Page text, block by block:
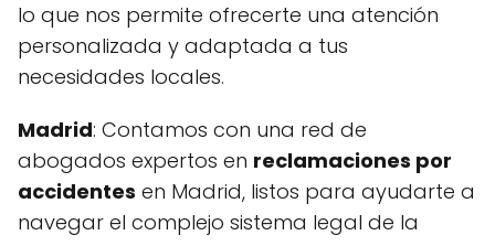
lo que nos permite ofrecerte una atención
personalizada y adaptada a tus
necesidades locales.
Madrid: Contamos con una red de
abogados expertos en reclamaciones por
accidentes en Madrid, listos para ayudarte a
navegar el complejo sistema legal de la